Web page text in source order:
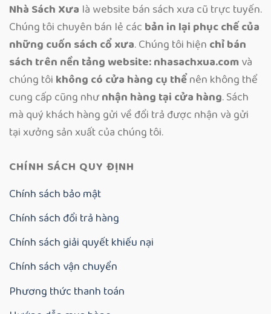
Nhà Sách Xưa là website bán sách xưa cũ trực tuyến.
Chúng tôi chuyên bán lẻ các bản in lại phục chế của
những cuốn sách cổ xưa. Chúng tôi hiện chỉ bán
sách trên nền tảng website: nhasachxua.comvà
chúng tôi không có cửa hàng cụ thểnên không thể
cung cấp cũng nhưnhận hàng tại cửa hàng. Sách
mà quý khách hàng gửi về đổi trả được nhận và gửi
tại xưởng sản xuất của chúng tôi.
CHÍNH SÁCH QUY ĐỊNH
Chính sách bảo mật
Chính sách đổi trả hàng
Chính sách giải quyết khiếu nại
Chính sách vận chuyển
Phương thức thanh toán